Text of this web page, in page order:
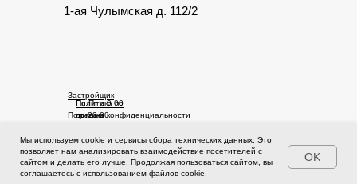
Мы используем cookie и сервисы сбора технических данных. Это
позволяет нам анализировать взаимодействие посетителей с
сайтом и делать его лучше. Продолжая пользоваться сайтом, вы
соглашаетесь с использованием файлов cookie.
OK
1-ая Чулымская д. 112/2
© 2025 Ясный берег. Сайт не является публичной офертой.
Проектная документация на сайте https://наш.дом.рф
Политика конфиденциальности
Застройщик
Пн-Пт с 9-00
до 20-00
00 до 17-00
Политика по
правам